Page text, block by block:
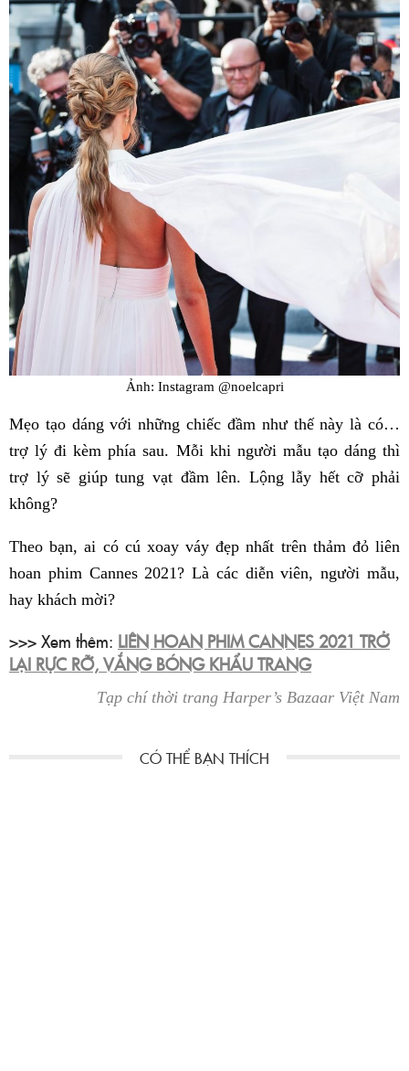
Ảnh: Instagram @noelcapri
Mẹo tạo dáng với những chiếc đầm như thế này là có…
trợ lý đi kèm phía sau. Mỗi khi người mẫu tạo dáng thì
trợ lý sẽ giúp tung vạt đầm lên. Lộng lẫy hết cỡ phải
không?
Theo bạn, ai có cú xoay váy đẹp nhất trên thảm đỏ liên
hoan phim Cannes 2021? Là các diễn viên, người mẫu,
hay khách mời?
>>> Xem thêm: LIÊN HOAN PHIM CANNES 2021 TRỞ
LẠI RỰC RỠ, VẮNG BÓNG KHẨU TRANG
Tạp chí thời trang Harper’s Bazaar Việt Nam